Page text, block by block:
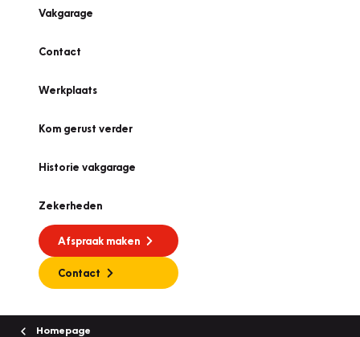
Vakgarage
Contact
Werkplaats
Kom gerust verder
Historie vakgarage
Zekerheden
Afspraak maken
Contact
Homepage